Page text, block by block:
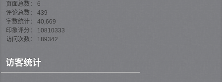
页面总数： 6
评论总数： 439
字数统计： 40,669
印象评分： 10810333
访问次数： 189342
访客统计